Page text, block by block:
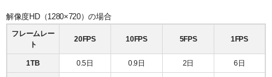
解像度HD（1280×720）の場合
フレームレー
ト
20FPS 10FPS 5FPS 1FPS
1TB 0.5日 0.9日 2日 6日